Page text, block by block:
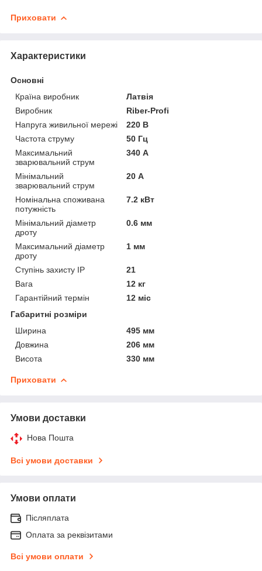
Приховати
Характеристики
Основні
Країна виробник
Латвія
Виробник
Riber-Profi
Напруга живильної мережі
220 В
Частота струму
50 Гц
Максимальний
зварювальний струм
340 А
Мінімальний
зварювальний струм
20 А
Номінальна споживана
потужність
7.2 кВт
Мінімальний діаметр
дроту
0.6 мм
Максимальний діаметр
дроту
1 мм
Ступінь захисту IP
21
Вага
12 кг
Гарантійний термін
12 міс
Габаритні розміри
Ширина
495 мм
Довжина
206 мм
Висота
330 мм
Приховати
Умови доставки
Нова Пошта
Всі умови доставки
Умови оплати
Післяплата
Оплата за реквізитами
Всі умови оплати